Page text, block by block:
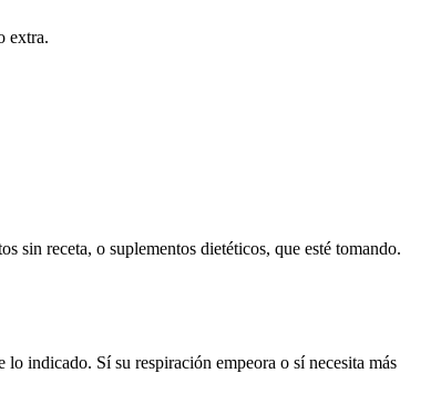
extra.
sin receta, o suplementos dietéticos, que esté tomando.
indicado. Sí su respiración empeora o sí necesita más